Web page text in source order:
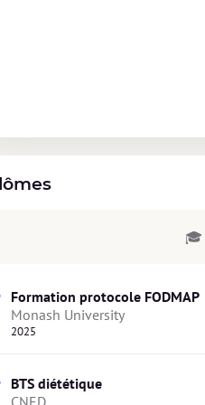
🎓
Formation protocole FODMAP
Monash University
2025
BTS diététique
CNED